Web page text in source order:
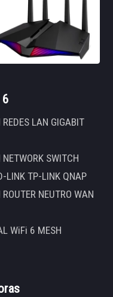
LAN GIGABIT
SWITCH
LINK TP-LINK QNAP
NEUTRO WAN
WiFi 6 MESH